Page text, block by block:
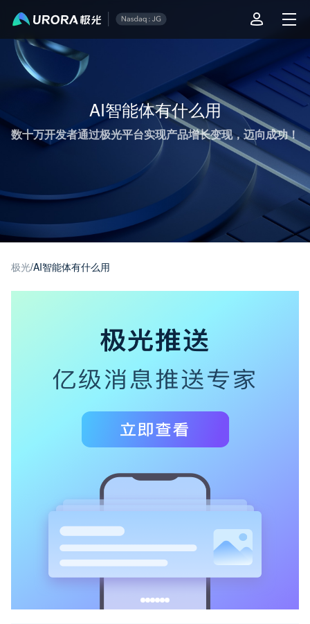
AI智能体有什么用
数十万开发者通过极光平台实现产品增长变现，迈向成功！
极光/AI智能体有什么用